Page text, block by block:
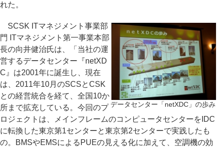
れた。
データセンター「netXDC」の歩み
SCSK ITマネジメント事業部
門 ITマネジメント第一事業本部
長の向井健治氏は、「当社の運
営するデータセンター『netXD
C』は2001年に誕生し、現在
は、2011年10月のSCSとCSK
との経営統合を経て、全国10か
所まで拡充している。今回のプ
ロジェクトは、メインフレームのコンピュータセンターをIDC
に転換した東京第1センターと東京第2センターで実践したも
の。BMSやEMSによるPUEの見える化に加えて、空調機の効